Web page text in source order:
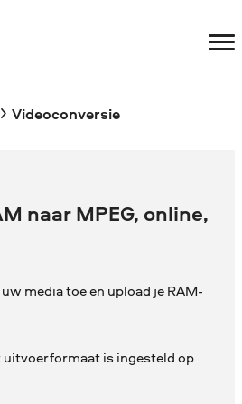
Videoconversie
naar MPEG, online,
media toe en upload je RAM-
uitvoerformaat is ingesteld op